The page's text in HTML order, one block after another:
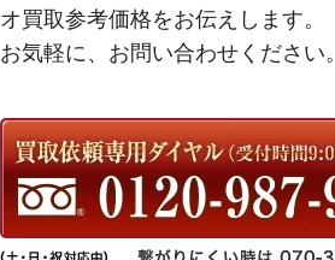
オ買取参考価格をお伝えします。
お気軽に、お問い合わせください。